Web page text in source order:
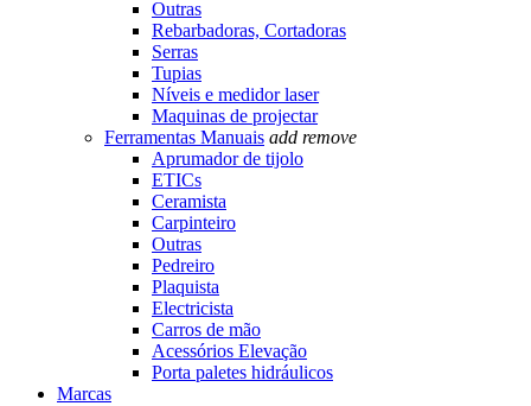
Outras
Rebarbadoras, Cortadoras
Serras
Tupias
Níveis e medidor laser
Maquinas de projectar
Ferramentas Manuais add remove
Aprumador de tijolo
ETICs
Ceramista
Carpinteiro
Outras
Pedreiro
Plaquista
Electricista
Carros de mão
Acessórios Elevação
Porta paletes hidráulicos
Marcas